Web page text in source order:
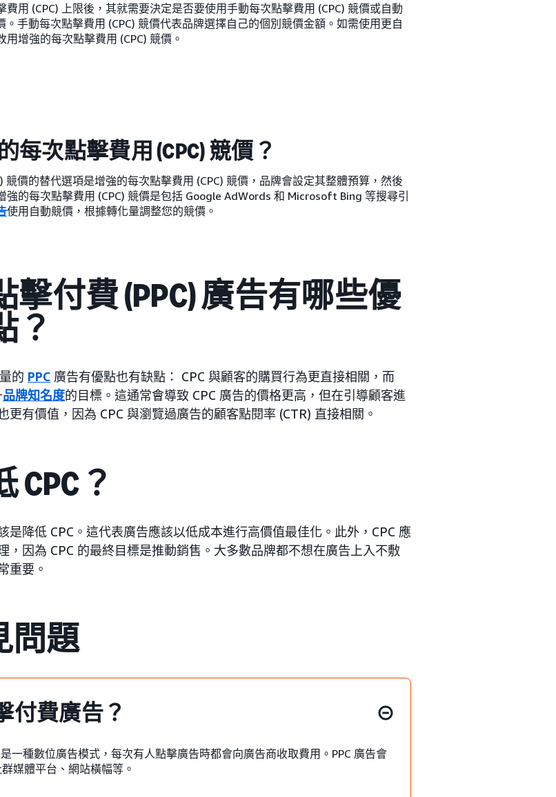
用 (CPC) 上限後，其就需要決定是否要使用手動每次點擊費用 (CPC) 競價或自動
。手動每次點擊費用 (CPC) 競價代表品牌選擇自己的個別競價金額。如需使用更自
增強的每次點擊費用 (CPC) 競價。
每次點擊費用 (CPC) 競價？
競價的替代選項是增強的每次點擊費用 (CPC) 競價，品牌會設定其整體預算，然後
強的每次點擊費用 (CPC) 競價是包括 Google AdWords 和 Microsoft Bing 等搜尋引
使用自動競價，根據轉化量調整您的競價。
擊付費 (PPC) 廣告有哪些優
？
的 PPC 廣告有優點也有缺點： CPC 與顧客的購買行為更直接相關，而
品牌知名度的目標。這通常會導致 CPC 廣告的價格更高，但在引導顧客進
更有價值，因為 CPC 與瀏覽過廣告的顧客點閱率 (CTR) 直接相關。
CPC？
是降低 CPC。這代表廣告應該以低成本進行高價值最佳化。此外，CPC 應
，因為 CPC 的最終目標是推動銷售。大多數品牌都不想在廣告上入不敷
重要。
問題
付費廣告？
一種數位廣告模式，每次有人點擊廣告時都會向廣告商收取費用。PPC 廣告會
媒體平台、網站橫幅等。